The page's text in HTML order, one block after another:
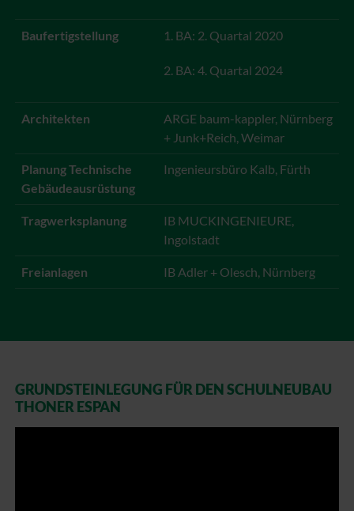
Baufertigstellung 1. BA: 2. Quartal 2020
2. BA: 4. Quartal 2024
Architekten
ARGE baum-kappler, Nürnberg
+ Junk+Reich, Weimar
Planung Technische
Gebäudeausrüstung
Ingenieursbüro Kalb, Fürth
Tragwerksplanung
IB MUCKINGENIEURE,
Ingolstadt
Freianlagen IB Adler + Olesch, Nürnberg
GRUNDSTEINLEGUNG FÜR DEN SCHULNEUBAU
THONER ESPAN